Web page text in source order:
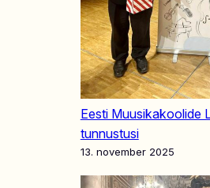
Eesti Muusikakoolide
tunnustusi
13. november 2025